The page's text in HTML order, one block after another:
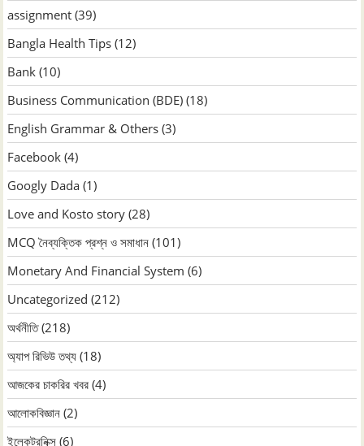
assignment (39)
Bangla Health Tips (12)
Bank (10)
Business Communication (BDE) (18)
English Grammar & Others (3)
Facebook (4)
Googly Dada (1)
Love and Kosto story (28)
MCQ নৈব্যক্তিক প্রশ্ন ও সমাধান (101)
Monetary And Financial System (6)
Uncategorized (212)
অর্থনীতি(218)
অ্যাপ রিভিউ তথ্য (18)
আজকের চাকরির খবর (4)
আলোকবিজ্ঞান (2)
ইলেকট্রনিক্স (6)